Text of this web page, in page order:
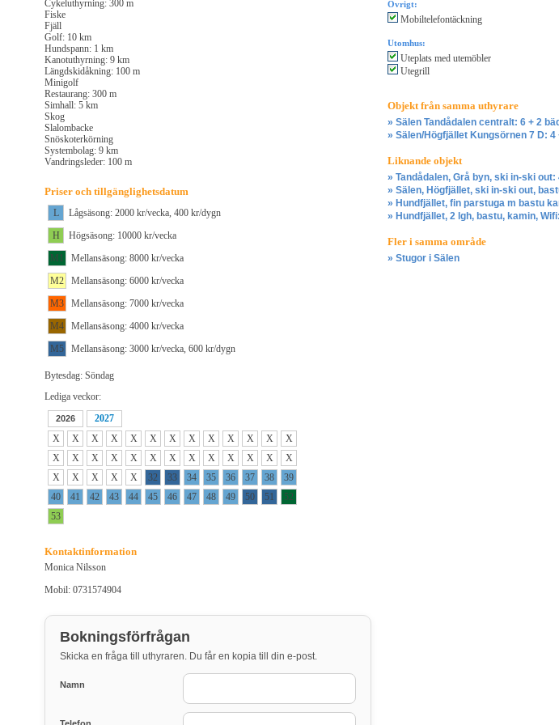
Cykeluthyrning: 300 m
Fiske
Fjäll
Golf: 10 km
Hundspann: 1 km
Kanotuthyrning: 9 km
Längdskidåkning: 100 m
Minigolf
Restaurang: 300 m
Simhall: 5 km
Skog
Slalombacke
Snöskoterkörning
Systembolag: 9 km
Vandringsleder: 100 m
Priser och tillgänglighetsdatum
L
Lågsäsong: 2000 kr/vecka, 400 kr/dygn
H
Högsäsong: 10000 kr/vecka
M1
Mellansäsong: 8000 kr/vecka
M2
Mellansäsong: 6000 kr/vecka
M3
Mellansäsong: 7000 kr/vecka
M4
Mellansäsong: 4000 kr/vecka
M5
Mellansäsong: 3000 kr/vecka, 600 kr/dygn
Bytesdag: Söndag
Lediga veckor:
2026
2027
X
X X X X X X X X X X X
X
X
X X X X X X X X X X X
X
X
X X X X 32 33 34 35 36 37 38
39
40
41 42 43 44 45 46 47 48 49 50 51
52
53
Kontaktinformation
Monica Nilsson
Mobil: 0731574904
Bokningsförfrågan
Skicka en fråga till uthyraren. Du får en kopia till din e-post.
Namn
Övrigt:
Mobiltelefontäckning
Utomhus:
Uteplats med utemöbler
Utegrill
Objekt från samma uthyrare
» Sälen Tandådalen centralt: 6 + 2
» Sälen/Högfjället Kungsörnen 7 D: 4
Liknande objekt
» Tandådalen, Grå byn, ski in-ski out:
» Sälen, Högfjället, ski in-ski out,
» Hundfjället, fin parstuga m bastu
» Hundfjället, 2 lgh, bastu, kamin,
Fler i samma område
» Stugor i Sälen